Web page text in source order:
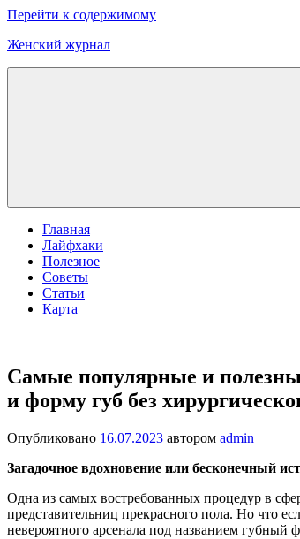
Перейти к содержимому
Женский журнал
Главная
Лайфхаки
Полезное
Советы
Статьи
Карта
Самые популярные и
и форму губ без
Опубликовано 16.07.2023 автором admin
Загадочное вдохновение или бесконечный
Одна из самых востребованных процедур в
представительниц прекрасного пола. Но что
невероятного арсенала под названием